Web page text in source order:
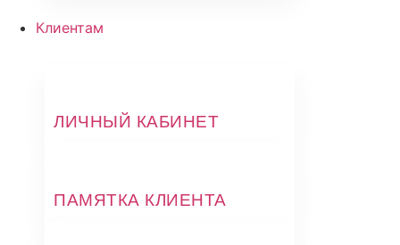
Клиентам
ЛИЧНЫЙ КАБИНЕТ
ПАМЯТКА КЛИЕНТА